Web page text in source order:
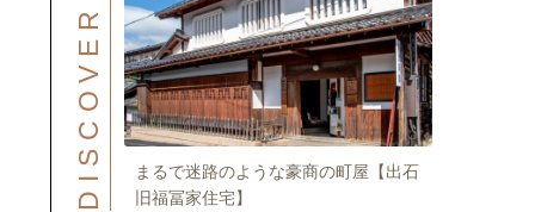
DISCOVER
まるで迷路のような豪商の町屋【出石
旧福冨家住宅】